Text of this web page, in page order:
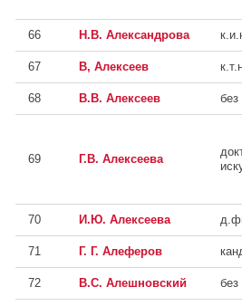
66 Н.В. Александрова
67 В, Алексеев
68 В.В. Алексеев без
69 Г.В. Алексеева
70 И.Ю. Алексеева
71 Г. Г. Алеферов
72 В.С. Алешновский без